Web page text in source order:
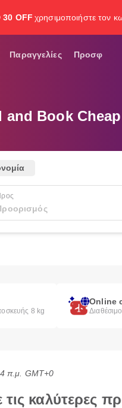
30 OFF χρησιμοποιήστε τον
Παραγγελίες Προσφ
and Book
8 kg
Online
π.μ. GMT+0
τις